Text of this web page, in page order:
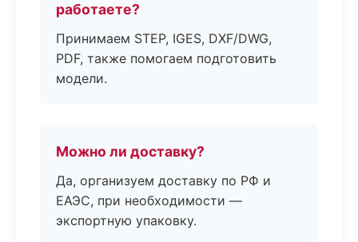
работаете?
Принимаем STEP, IGES, DXF/DWG,
PDF, также помогаем подготовить
модели.
Можно ли доставку?
Да, организуем доставку по РФ и
ЕАЭС, при необходимости —
экспортную упаковку.